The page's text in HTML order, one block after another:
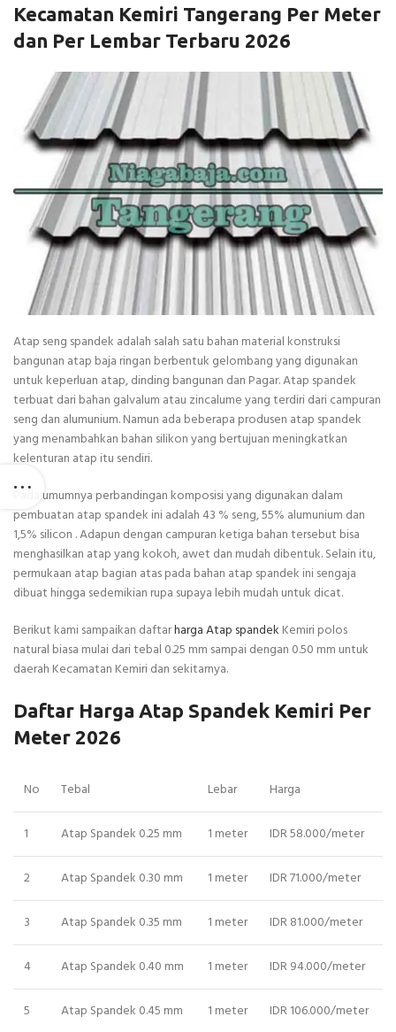
Kecamatan Kemiri Tangerang Per Meter
dan Per Lembar Terbaru 2026
Atap seng spandek adalah salah satu bahan material konstruksi
bangunan atap baja ringan berbentuk gelombang yang digunakan
untuk keperluan atap, dinding bangunan dan Pagar. Atap spandek
terbuat dari bahan galvalum atau zincalume yang terdiri dari campuran
seng dan alumunium. Namun ada beberapa produsen atap spandek
yang menambahkan bahan silikon yang bertujuan meningkatkan
kelenturan atap itu sendiri.
Pada umumnya perbandingan komposisi yang digunakan dalam
pembuatan atap spandek ini adalah 43 % seng, 55% alumunium dan
1,5% silicon . Adapun dengan campuran ketiga bahan tersebut bisa
menghasilkan atap yang kokoh, awet dan mudah dibentuk. Selain itu,
permukaan atap bagian atas pada bahan atap spandek ini sengaja
dibuat hingga sedemikian rupa supaya lebih mudah untuk dicat.
Berikut kami sampaikan daftarharga Atap spandek Kemiri polos
natural biasa mulai dari tebal 0.25 mm sampai dengan 0.50 mm untuk
daerah Kecamatan Kemiri dan sekitarnya.
Daftar Harga Atap Spandek Kemiri Per
Meter 2026
No Tebal Lebar Harga
1 Atap Spandek 0.25 mm 1 meter IDR 58.000/meter
2 Atap Spandek 0.30 mm 1 meter IDR 71.000/meter
3 Atap Spandek 0.35 mm 1 meter IDR 81.000/meter
4 Atap Spandek 0.40 mm 1 meter IDR 94.000/meter
5 Atap Spandek 0.45 mm 1 meter IDR 106.000/meter